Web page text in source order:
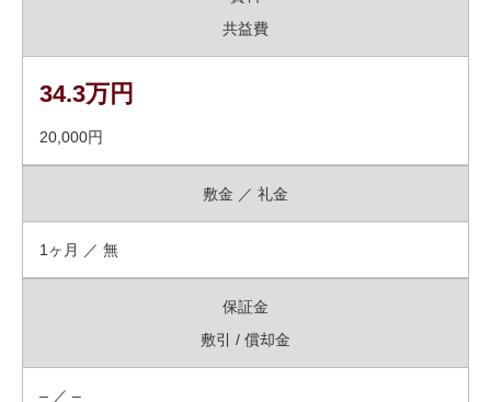
共益費
34.3万円
20,000円
敷金 ／ 礼金
1ヶ月 ／ 無
保証金
敷引 / 償却金
– ／ –